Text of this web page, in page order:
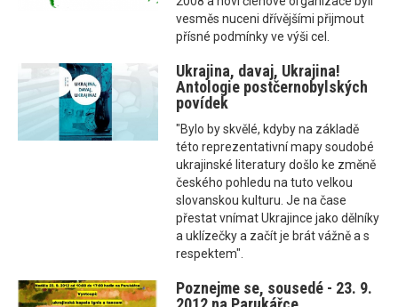
vesměs nuceni dřívějšími přijmout
přísné podmínky ve výši cel.
Ukrajina, davaj, Ukrajina!
Antologie postčernobylských
povídek
"Bylo by skvělé, kdyby na základě
této reprezentativní mapy soudobé
ukrajinské literatury došlo ke změně
českého pohledu na tuto velkou
slovanskou kulturu. Je na čase
přestat vnímat Ukrajince jako dělníky
a uklízečky a začít je brát vážně a s
respektem".
Poznejme se, sousedé - 23. 9.